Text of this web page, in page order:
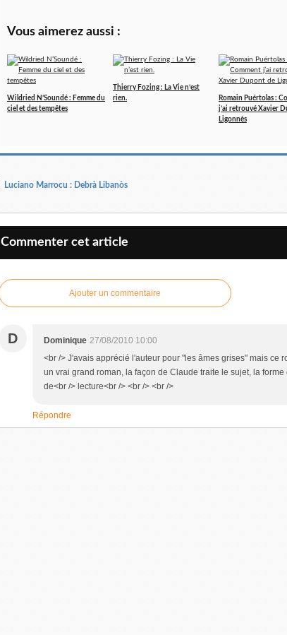
Vous aimerez aussi :
Wildried N’Soundé : Femme du
ciel et des tempêtes
Thierry Fozing : La Vie n’est
rien.
Romain Puértolas :
j’ai retrouvé Xavier
Ligonnès
Luciano Marrocu : Debrà Libanòs
Commenter cet article
Ajouter un commentaire
D Dominique 27/08/2010 10:00
<br /> J'avais apprécié l'auteur pour "les âmes grises" mais ce
un vrai grand roman, la façon de Claude traite le sujet, la
de<br /> lecture<br /> <br /> <br />
Répondre